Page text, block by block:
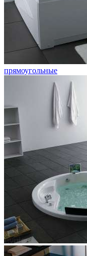
прямоугольные